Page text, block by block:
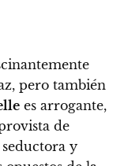
pero también
es arrogante,
de
y